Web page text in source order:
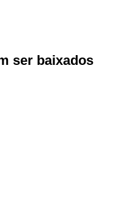
ser baixados